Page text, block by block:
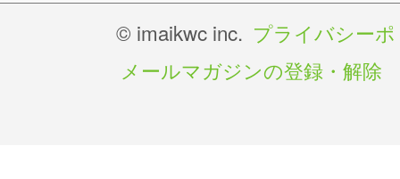
© imaikwc inc. プライバシー
メールマガジンの登録・解除